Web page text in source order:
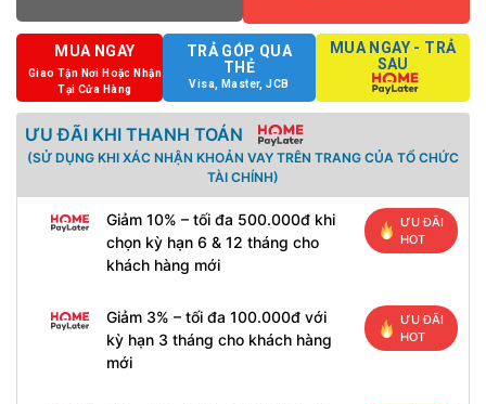
MUA NGAY
Giao Tận Nơi Hoặc Nhận
Tại Cửa Hàng
TRẢ GÓP QUA
THẺ
Visa, Master, JCB
MUA NGAY - TRẢ
SAU
ƯU ĐÃI KHI THANH TOÁN
(SỬ DỤNG KHI XÁC NHẬN KHOẢN VAY TRÊN TRANG CỦA TỔ CHỨC
TÀI CHÍNH)
Giảm 10% – tối đa 500.000đ khi
chọn kỳ hạn 6 & 12 tháng cho
khách hàng mới
ƯU ĐÃI
HOT
Giảm 3% – tối đa 100.000đ với
kỳ hạn 3 tháng cho khách hàng
mới
ƯU ĐÃI
HOT